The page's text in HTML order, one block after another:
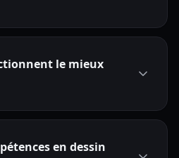
le mieux
en dessin